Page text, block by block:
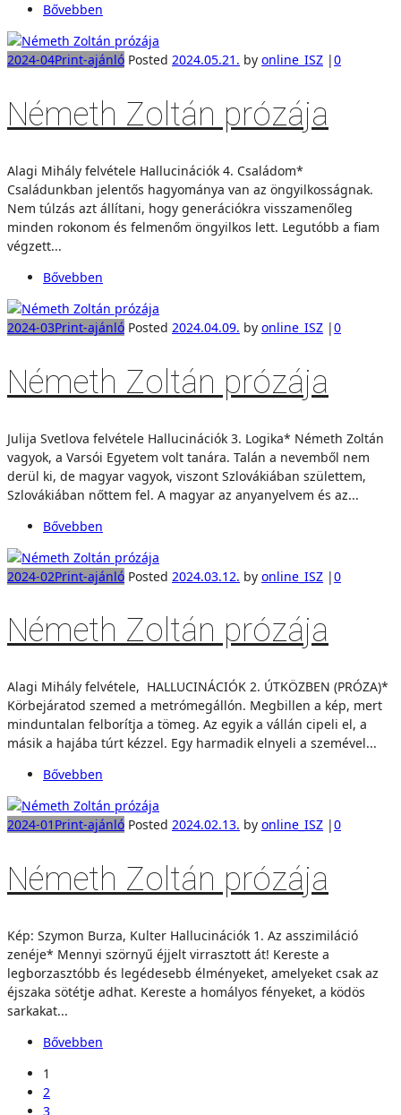
Bővebben
2024-04Print-ajánló Posted 2024.05.21. by online_ISZ |0
Németh Zoltán prózája
Alagi Mihály felvétele Hallucinációk 4. Családom*
Családunkban jelentős hagyománya van az öngyilkosságnak.
Nem túlzás azt állítani, hogy generációkra visszamenőleg
minden rokonom és felmenőm öngyilkos lett. Legutóbb a fiam
végzett...
Bővebben
2024-03Print-ajánló Posted 2024.04.09. by online_ISZ |0
Németh Zoltán prózája
Julija Svetlova felvétele Hallucinációk 3. Logika* Németh Zoltán
vagyok, a Varsói Egyetem volt tanára. Talán a nevemből nem
derül ki, de magyar vagyok, viszont Szlovákiában születtem,
Szlovákiában nőttem fel. A magyar az anyanyelvem és az...
Bővebben
2024-02Print-ajánló Posted 2024.03.12. by online_ISZ |0
Németh Zoltán prózája
Alagi Mihály felvétele, HALLUCINÁCIÓK 2. ÚTKÖZBEN (PRÓZA)*
Körbejáratod szemed a metrómegállón. Megbillen a kép, mert
minduntalan felborítja a tömeg. Az egyik a vállán cipeli el, a
másik a hajába túrt kézzel. Egy harmadik elnyeli a szemével...
Bővebben
2024-01 Print-ajánló Posted 2024.02.13. by online_ISZ |0
Németh Zoltán prózája
Kép: Szymon Burza, Kulter Hallucinációk 1. Az asszimiláció
zenéje* Mennyi szörnyű éjjelt virrasztott át! Kereste a
legborzasztóbb és legédesebb élményeket, amelyeket csak az
éjszaka sötétje adhat. Kereste a homályos fényeket, a ködös
sarkakat...
Bővebben
1
2
3